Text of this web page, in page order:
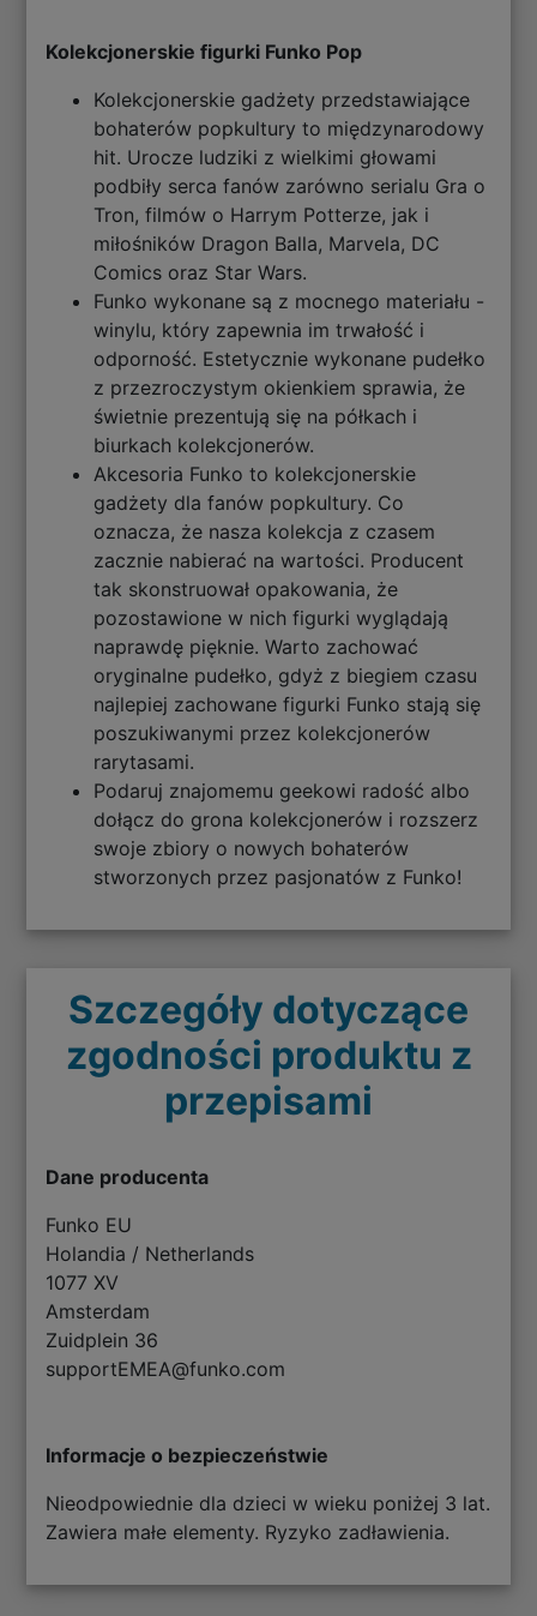
Kolekcjonerskie figurki Funko Pop
Kolekcjonerskie gadżety przedstawiające
bohaterów popkultury to międzynarodowy
hit. Urocze ludziki z wielkimi głowami
podbiły serca fanów zarówno serialu Gra o
Tron, filmów o Harrym Potterze, jak i
miłośników Dragon Balla, Marvela, DC
Comics oraz Star Wars.
Funko wykonane są z mocnego materiału -
winylu, który zapewnia im trwałość i
odporność. Estetycznie wykonane pudełko
z przezroczystym okienkiem sprawia, że
świetnie prezentują się na półkach i
biurkach kolekcjonerów.
Akcesoria Funko to kolekcjonerskie
gadżety dla fanów popkultury. Co
oznacza, że nasza kolekcja z czasem
zacznie nabierać na wartości. Producent
tak skonstruował opakowania, że
pozostawione w nich figurki wyglądają
naprawdę pięknie. Warto zachować
oryginalne pudełko, gdyż z biegiem czasu
najlepiej zachowane figurki Funko stają się
poszukiwanymi przez kolekcjonerów
rarytasami.
Podaruj znajomemu geekowi radość albo
dołącz do grona kolekcjonerów i rozszerz
swoje zbiory o nowych bohaterów
stworzonych przez pasjonatów z Funko!
Szczegóły dotyczące
zgodności produktu z
przepisami
Dane producenta
Funko EU
Holandia / Netherlands
1077 XV
Amsterdam
Zuidplein 36
supportEMEA@funko.com
Informacje o bezpieczeństwie
Nieodpowiednie dla dzieci w wieku poniżej 3 lat.
Zawiera małe elementy. Ryzyko zadławienia.